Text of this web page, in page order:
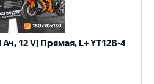
12 V) Прямая, L+ YT12B-4